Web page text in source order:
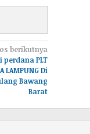
berikutnya
PLT
LAMPUNG Di
Bawang
Barat